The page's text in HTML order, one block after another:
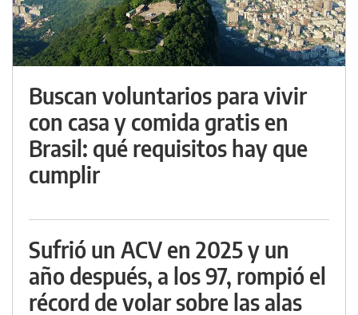
Buscan voluntarios para vivir
con casa y comida gratis en
Brasil: qué requisitos hay que
cumplir
Sufrió un ACV en 2025 y un
año después, a los 97, rompió el
récord de volar sobre las alas